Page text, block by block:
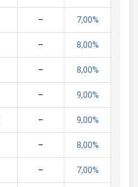
– 7,00%
– 8,00%
– 8,00%
– 9,00%
– 9,00%
– 8,00%
– 7,00%